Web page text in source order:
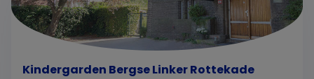
Kindergarden Bergse Linker Rottekade